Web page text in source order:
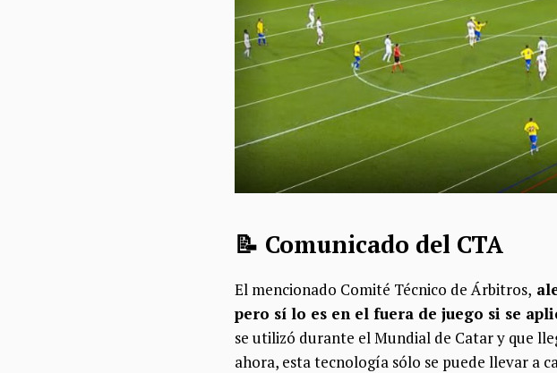
📝 Comunicado del CTA
El mencionado Comité Técnico de Árbitros,
pero sí lo es en el fuera de juego si se
se utilizó durante el Mundial de Catar y que
ahora, esta tecnología sólo se puede llevar a